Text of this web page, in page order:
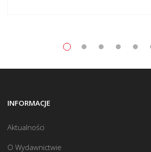
INFORMACJE
Aktualności
O Wydawnictwie